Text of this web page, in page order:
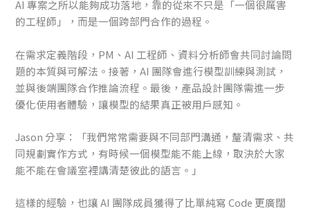
AI 專案之所以能夠成功落地，靠的從來不只是「一個很厲害
的工程師」，而是一個跨部門合作的過程。
在需求定義階段，PM、AI 工程師、資料分析師會共同討論問
題的本質與可解法。接著，AI 團隊會進行模型訓練與測試，
並與後端團隊合作推論流程。最後，產品設計團隊需進一步
優化使用者體驗，讓模型的結果真正被用戶感知。
Jason 分享：「我們常常需要與不同部門溝通，釐清需求、共
同規劃實作方式，有時候一個模型能不能上線，取決於大家
能不能在會議室裡講清楚彼此的語言。」
這樣的經驗，也讓 AI 團隊成員獲得了比單純寫 Code 更廣闊